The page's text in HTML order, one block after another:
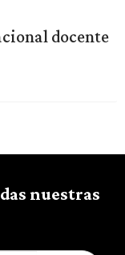
docente
nuestras